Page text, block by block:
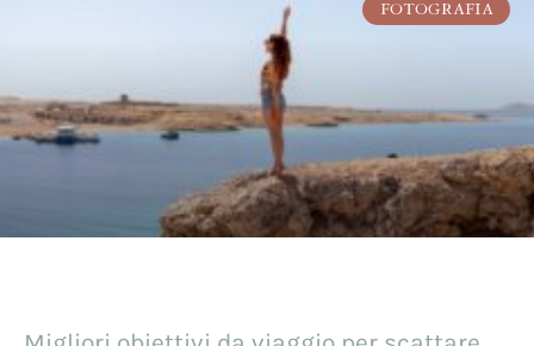
FOTOGRAFIA